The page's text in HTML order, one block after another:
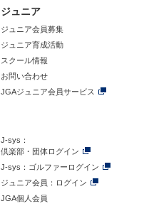
ジュニア
ジュニア会員募集
ジュニア育成活動
スクール情報
お問い合わせ
JGAジュニア会員サービス
J-sys：
倶楽部・団体ログイン
J-sys：ゴルファーログイン
ジュニア会員：ログイン
JGA個人会員